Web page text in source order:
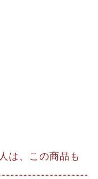
は、この商品も